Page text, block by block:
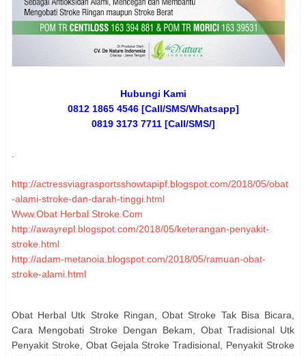
Hubungi Kami
0812 1865 4546 [Call/SMS/Whatsapp]
0819 3173 7711 [Call/SMS/]
.
http://actressviagrasportsshowtapipf.blogspot.com/2018/05/obat
-alami-stroke-dan-darah-tinggi.html
Www.Obat Herbal Stroke.Com
http://awayrepl.blogspot.com/2018/05/keterangan-penyakit-
stroke.html
http://adam-metanoia.blogspot.com/2018/05/ramuan-obat-
stroke-alami.html
http://afnizarmohd.blogspot.com/2018/05/jenis2-penyakit-
stroke.html
http://awayrepl.blogspot.com/2018/05/cara-mengobati-stroke-
Obat Herbal Utk Stroke Ringan, Obat Stroke Tak Bisa Bicara,
Cara Mengobati Stroke Dengan Bekam, Obat Tradisional Utk
Penyakit Stroke, Obat Gejala Stroke Tradisional, Penyakit Stroke